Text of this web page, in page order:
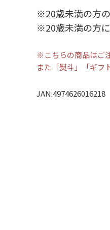
※20歳未満の方の
※20歳未満の方
※こちらの商品はご
また「熨斗」「ギフ
JAN:4974626016218